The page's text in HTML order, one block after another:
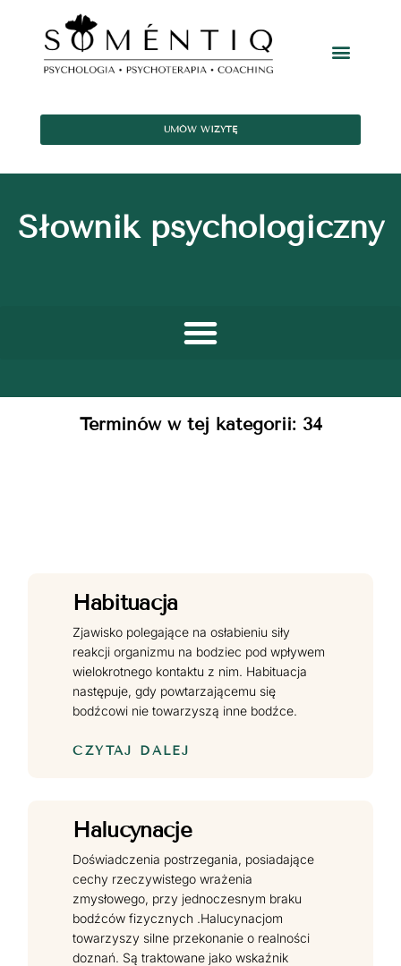
UMÓW WIZYTĘ
Słownik psychologiczny
Terminów w tej kategorii: 34
Habituacja
Zjawisko polegające na osłabieniu siły
reakcji organizmu na bodziec pod wpływem
wielokrotnego kontaktu z nim. Habituacja
następuje, gdy powtarzającemu się
bodźcowi nie towarzyszą inne bodźce.
CZYTAJ DALEJ
Halucynacje
Doświadczenia postrzegania, posiadające
cechy rzeczywistego wrażenia
zmysłowego, przy jednoczesnym braku
bodźców fizycznych .Halucynacjom
towarzyszy silne przekonanie o realności
doznań. Są traktowane jako wskaźnik